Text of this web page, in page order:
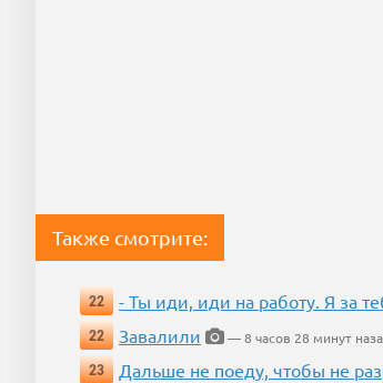
Также смотрите:
22 - Ты иди, иди на работу. Я за
22
Завалили
— 8 часов 28 минут
23
Дальше не поеду, чтобы не